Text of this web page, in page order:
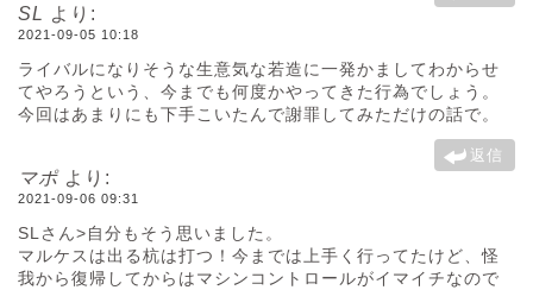
SL より:
2021-09-05 10:18
ライバルになりそうな生意気な若造に一発かましてわからせ
てやろうという、今までも何度かやってきた行為でしょう。
今回はあまりにも下手こいたんで謝罪してみただけの話で。
返信
マポ より:
2021-09-06 09:31
SLさん>自分もそう思いました。
マルケスは出る杭は打つ！今までは上手く行ってたけど、怪
我から復帰してからはマシンコントロールがイマイチなので